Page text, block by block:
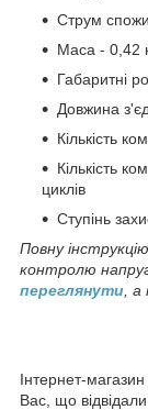
Струм
Маса - 0,42
Габаритні
Довжина
Кількість
Кількість
циклів
Ступінь
Повну
контролю
переглянути ,
Інтернет-
Вас, що